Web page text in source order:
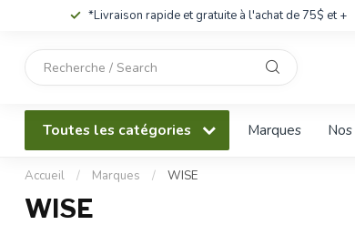
*Livraison rapide et gratuite à l'achat de 75$ et +
et
Toutes les catégories Marques
Accueil / Marques / WISE
WISE